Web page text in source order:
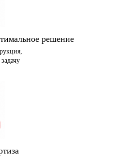
решение